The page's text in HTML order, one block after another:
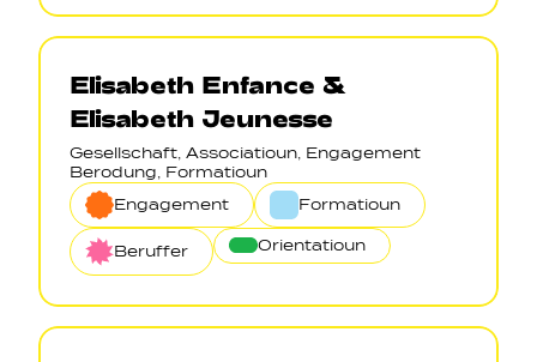
Elisabeth Enfance &
Elisabeth Jeunesse
Gesellschaft, Associatioun, Engagement
Berodung, Formatioun
Engagement
Formatioun
Beruffer Orientatioun